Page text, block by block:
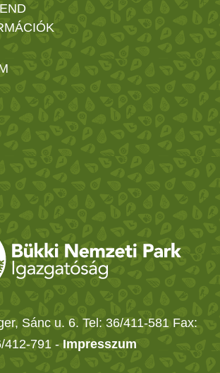
Sánc u. 6. Tel: 36/411-581 Fax:
412-791 - Impresszum